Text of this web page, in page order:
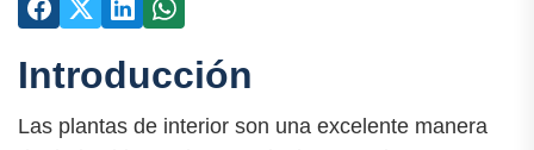
Introducción
Las plantas de interior son una excelente manera